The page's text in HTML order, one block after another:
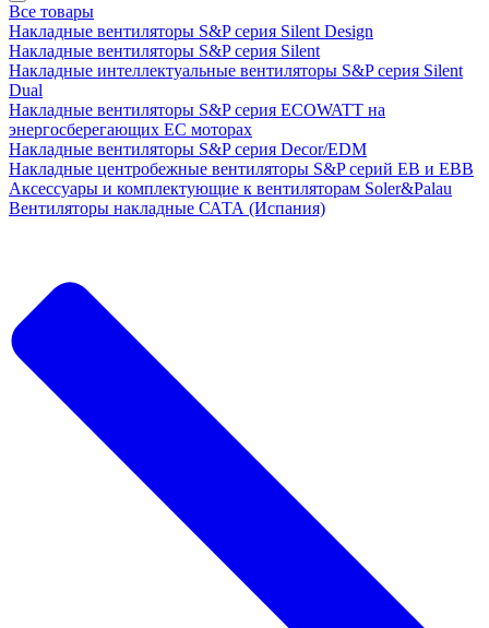
Все товары
Накладные вентиляторы S&P серия Silent Design
Накладные вентиляторы S&P серия Silent
Накладные интеллектуальные вентиляторы S&P серия Silent
Dual
Накладные вентиляторы S&P серия ECOWATT на
энергосберегающих ЕС моторах
Накладные вентиляторы S&P серия Decor/EDM
Накладные центробежные вентиляторы S&P серий EB и EBB
Аксессуары и комплектующие к вентиляторам Soler&Palau
Вентиляторы накладные САТА (Испания)